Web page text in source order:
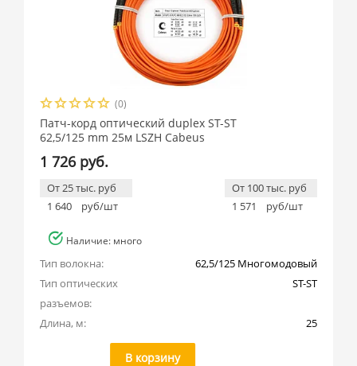
(0)
Патч-корд оптический duplex ST-ST
62,5/125 mm 25м LSZH Cabeus
1 726 руб.
От 25 тыс. руб
1 640
руб/шт
От 100 тыс. руб
1 571
руб/шт
Наличие: много
Тип волокна:
62,5/125 Многомодовый
Тип оптических
разъемов:
ST-ST
Длина, м: 25
В корзину